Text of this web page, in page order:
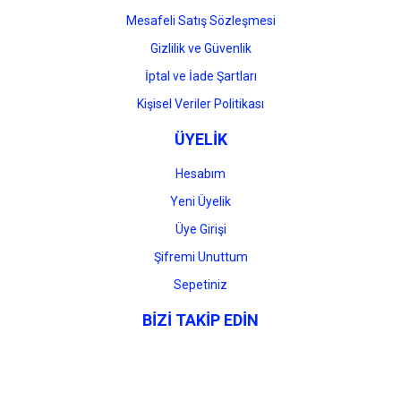
Mesafeli Satış Sözleşmesi
Gizlilik ve Güvenlik
İptal ve İade Şartları
Kişisel Veriler Politikası
ÜYELİK
Hesabım
Yeni Üyelik
Üye Girişi
Şifremi Unuttum
Sepetiniz
BİZİ TAKİP EDİN